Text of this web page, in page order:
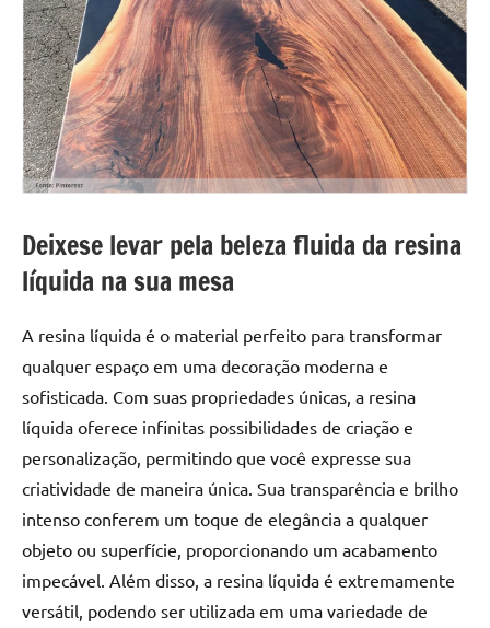
Deixese levar pela beleza fluida da resina
líquida na sua mesa
A resina líquida é o material perfeito para transformar
qualquer espaço em uma decoração moderna e
sofisticada. Com suas propriedades únicas, a resina
líquida oferece infinitas possibilidades de criação e
personalização, permitindo que você expresse sua
criatividade de maneira única. Sua transparência e brilho
intenso conferem um toque de elegância a qualquer
objeto ou superfície, proporcionando um acabamento
impecável. Além disso, a resina líquida é extremamente
versátil, podendo ser utilizada em uma variedade de